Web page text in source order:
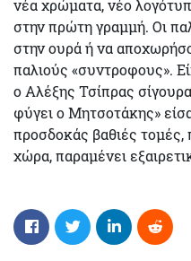
νέα χρώματα, νέο
στην πρώτη γραμμή. Οι
στην ουρά ή να
παλιούς «συντροφους».
ο Αλέξης Τσίπρας
φύγει ο Μητσοτάκης»
προσδοκάς βαθιές τομές,
χώρα, παραμένει